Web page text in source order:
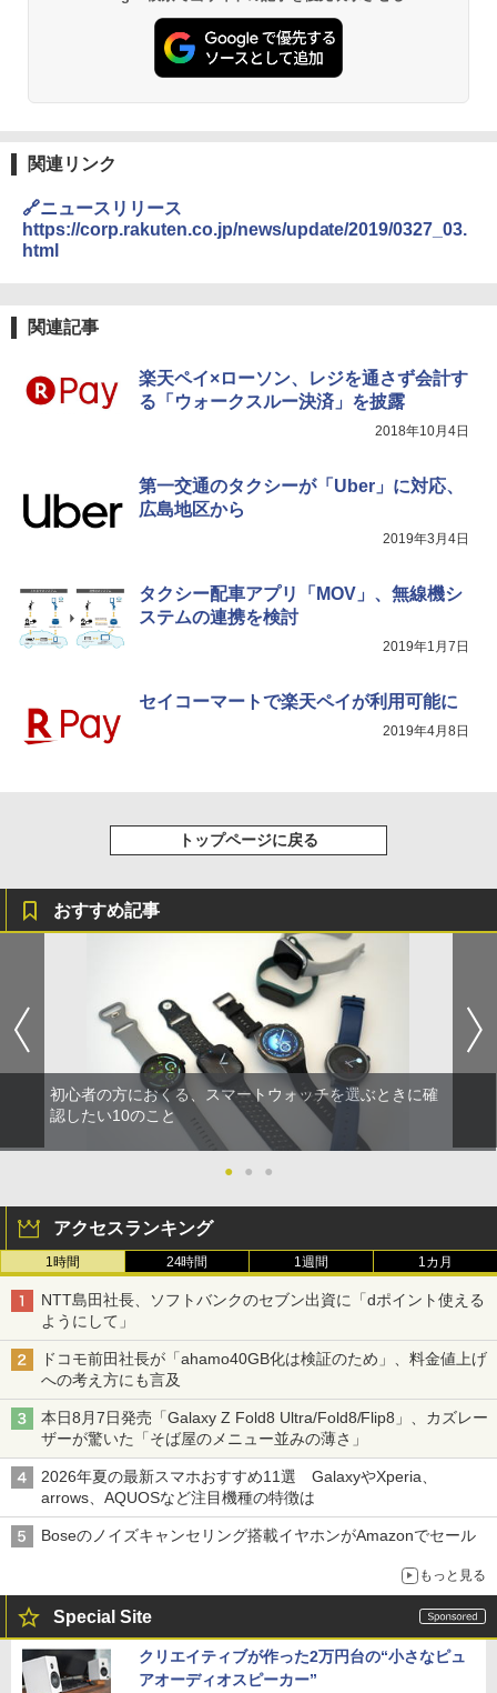
関連リンク
🔗ニュースリリース
https://corp.rakuten.co.jp/news/update/2019/0327_03.
html
関連記事
楽天ペイ×ローソン、レジを通さず会計す
る「ウォークスルー決済」を披露
2018年10月4日
第一交通のタクシーが「Uber」に対応、
広島地区から
2019年3月4日
タクシー配車アプリ「MOV」、無線機シ
ステムの連携を検討
2019年1月7日
セイコーマートで楽天ペイが利用可能に
2019年4月8日
トップページに戻る
おすすめ記事
初心者の方におくる、スマートウォッチを選ぶときに確
認したい10のこと
● ● ●
アクセスランキング
1時間 24時間 1週間 1カ月
NTT島田社長、ソフトバンクのセブン出資に「dポイント使える
ようにして」
ドコモ前田社長が「ahamo40GB化は検証のため」、料金値上げ
への考え方にも言及
本日8月7日発売「Galaxy Z Fold8 Ultra/Fold8/Flip8」、カズレー
ザーが驚いた「そば屋のメニュー並みの薄さ」
2026年夏の最新スマホおすすめ11選 GalaxyやXperia、
arrows、AQUOSなど注目機種の特徴は
Boseのノイズキャンセリング搭載イヤホンがAmazonでセール
もっと見る
Special Site
クリエイティブが作った2万円台の“小さなピュ
アオーディオスピーカー”